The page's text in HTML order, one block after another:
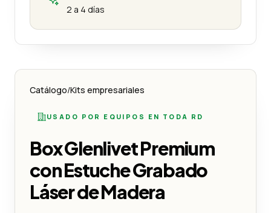
2 a 4 días
Catálogo/Kits empresariales
USADO POR EQUIPOS EN TODA RD
Box Glenlivet Premium
con Estuche Grabado
Láser de Madera